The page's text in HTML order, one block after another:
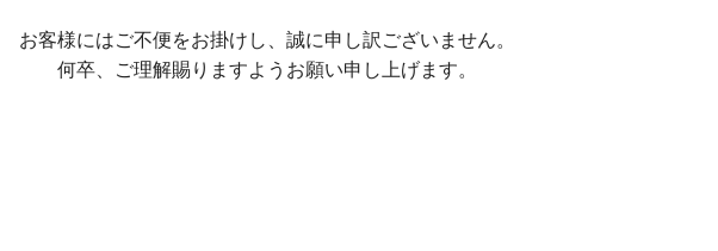
お客様にはご不便をお掛けし、 誠に申し訳ございません。
何卒、ご理解賜りますようお願い申し上げます。